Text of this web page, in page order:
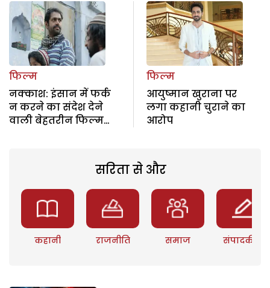
फिल्म
नक्काश: इंसान में फर्क
न करने का संदेश देने
वाली बेहतरीन फिल्म…
फिल्म
आयुष्मान खुराना पर‌
लगा कहानी चुराने का
आरोप
सरिता से और
कहानी राजनीति समाज संपादकीय